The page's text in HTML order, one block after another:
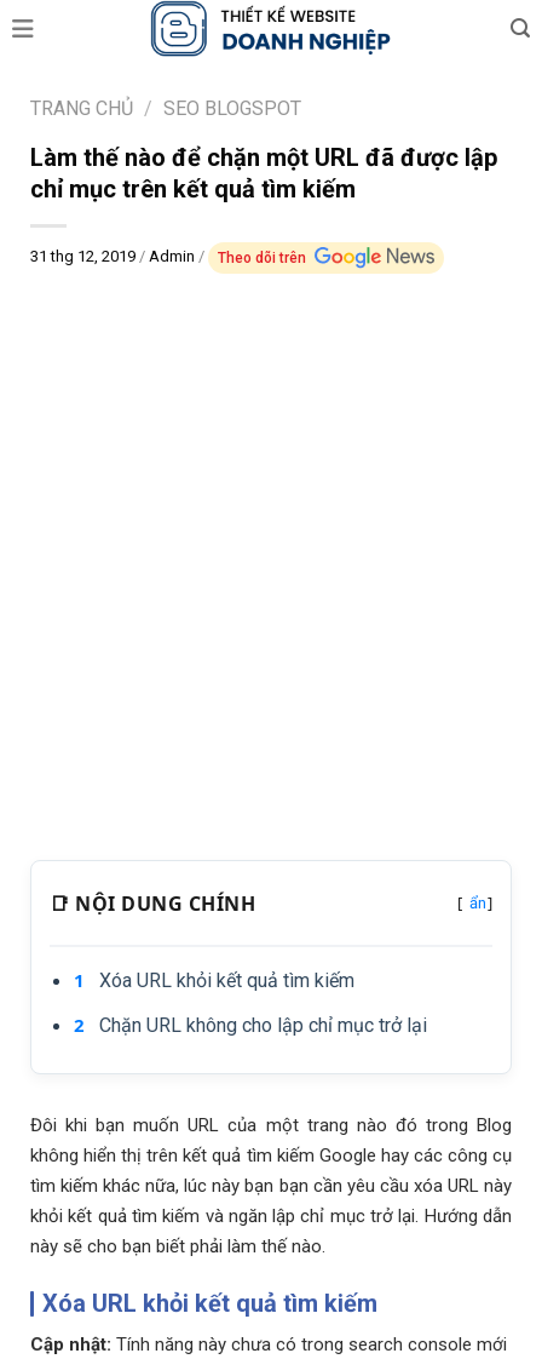
Skip
to
TRANG CHỦ / SEO BLOGSPOT
Làm thế nào để chặn một URL đã được lập
chỉ mục trên kết quả tìm kiếm
31 thg 12, 2019 / Admin / Theo dõi trên
📑 NỘI DUNG CHÍNH [ ẩn]
Xóa URL khỏi kết quả tìm kiếm
Chặn URL không cho lập chỉ mục trở lại
Đôi khi bạn muốn URL của một trang nào đó trong Blog
không hiển thị trên kết quả tìm kiếm Google hay các công cụ
tìm kiếm khác nữa, lúc này bạn bạn cần yêu cầu xóa URL này
khỏi kết quả tìm kiếm và ngăn lập chỉ mục trở lại. Hướng dẫn
này sẽ cho bạn biết phải làm thế nào.
Xóa URL khỏi kết quả tìm kiếm
Cập nhật: Tính năng này chưa có trong search console mới